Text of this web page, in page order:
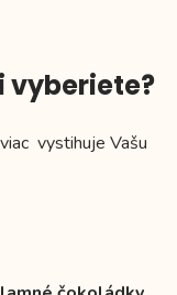
vyberiete?
vystihuje Vašu